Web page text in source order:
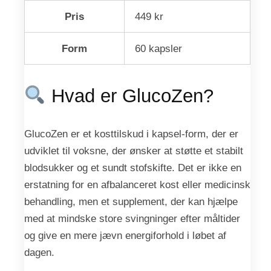
Pris 449 kr
Form 60 kapsler
Hvad er GlucoZen?
GlucoZen er et kosttilskud i kapsel-form, der er
udviklet til voksne, der ønsker at støtte et stabilt
blodsukker og et sundt stofskifte. Det er ikke en
erstatning for en afbalanceret kost eller medicinsk
behandling, men et supplement, der kan hjælpe
med at mindske store svingninger efter måltider
og give en mere jævn energiforhold i løbet af
dagen.